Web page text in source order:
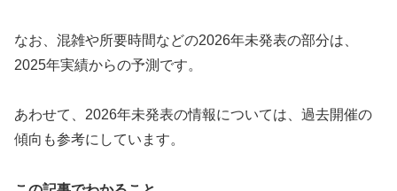
なお、混雑や所要時間などの2026年未発表の部分は、
2025年実績からの予測です。
あわせて、2026年未発表の情報については、過去開催の
傾向も参考にしています。